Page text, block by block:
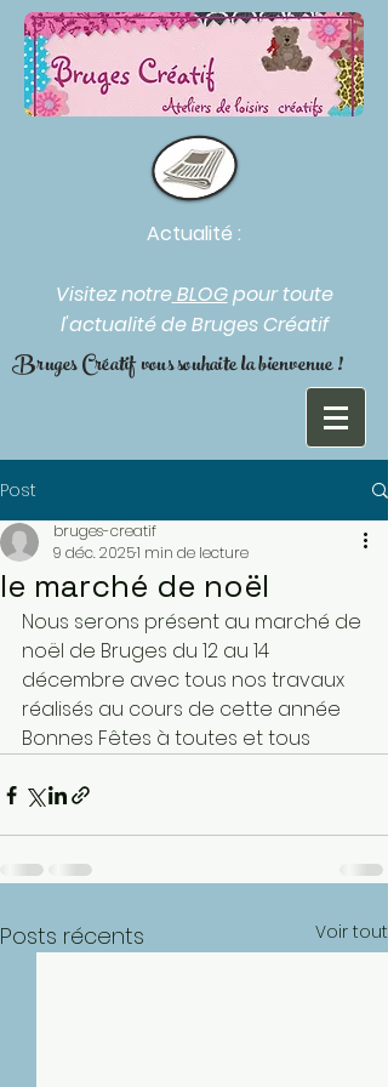
Actualité :
Visitez notreBLOGpour toute
l'actualité de Bruges Créatif
Bruges Créatif vous souhaite la bienvenue !
Post
le marché de noël
bruges-creatif
9 déc. 20251 min de lecture
Nous serons présent au marché de
noël de Bruges du 12 au 14
décembre avec tous nos travaux
réalisés au cours de cette année
Bonnes Fêtes à toutes et tous
Posts récents Voir tout